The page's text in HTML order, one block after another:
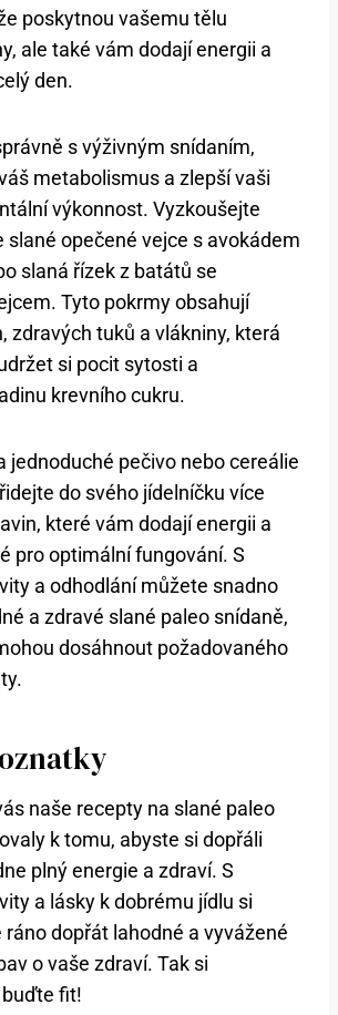
poskytnou vašemu tělu
ale také vám dodají energii a
den.
s výživným snídaním,
metabolismus a zlepší vaši
výkonnost. Vyzkoušejte
slané opečené vejce s avokádem
slaná řízek z batátů se
Tyto pokrmy obsahují
zdravých tuků a vlákniny, která
si pocit sytosti a
krevního cukru.
jednoduché pečivo nebo cereálie
do svého jídelníčku více
které vám dodají energii a
pro optimální fungování. S
a odhodlání můžete snadno
a zdravé slané paleo snídaně,
dosáhnout požadovaného
naše recepty na slané paleo
k tomu, abyste si dopřáli
plný energie a zdraví. S
a lásky k dobrému jídlu si
dopřát lahodné a vyvážené
o vaše zdraví. Tak si
fit!